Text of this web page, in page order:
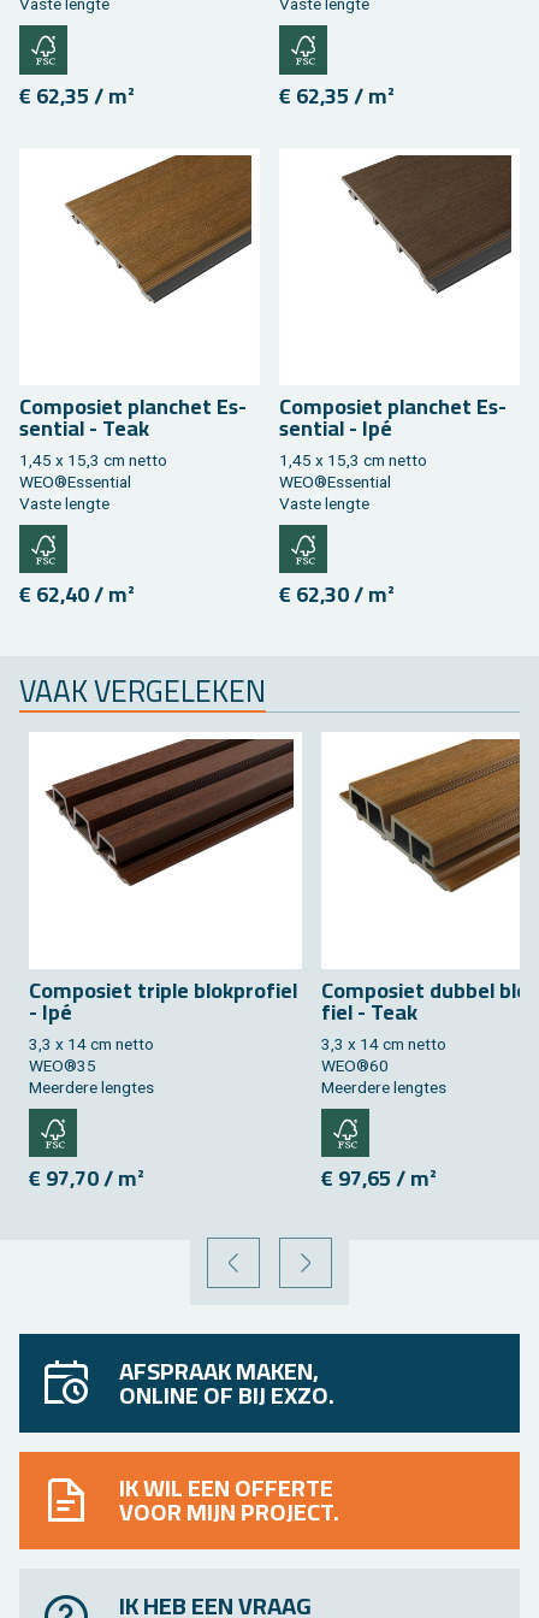
Vaste leng­te
€ 62,35 / m²
Vaste leng­te
€ 62,35 / m²
Com­po­siet plan­chet Es­
sen­ti­al - Teak
1,45 x 15,3 cm netto
WEO®Es­sen­ti­al
Vaste leng­te
€ 62,40 / m²
Com­po­siet plan­chet Es­
sen­ti­al - Ipé
1,45 x 15,3 cm netto
WEO®Es­sen­ti­al
Vaste leng­te
€ 62,30 / m²
VAAK VER­GE­LE­KEN
Com­po­siet tri­ple blok­pro­fiel
- Ipé
3,3 x 14 cm netto
WEO®35
Meer­de­re leng­tes
€ 97,70 / m²
Com­po­siet dub­bel
fiel - Teak
3,3 x 14 cm netto
WEO®60
Meer­de­re leng­tes
€ 97,65 / m²
VORIGE VOLGENDE
AFSPRAAK MAKEN,
ONLINE OF BIJ EXZO.
IK WIL EEN OFFERTE
VOOR MIJN PROJECT.
IK HEB EEN VRAAG